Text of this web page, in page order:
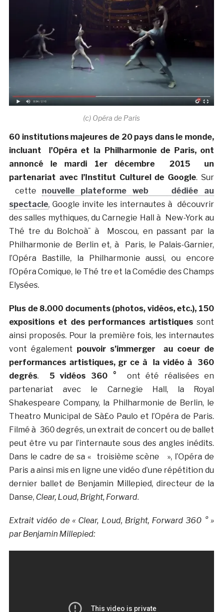
(c) Opéra de Paris
60 institutions majeures de 20 pays dans le monde,
incluant l’Opéra et la Philharmonie de Paris, ont
annoncé le mardi 1er décembre 2015 un
partenariat avec l’Institut Culturel de Google. Sur
cette nouvelle plateforme web dédiée au
spectacle, Google invite les internautes à découvrir
des salles mythiques, du Carnegie Hall à New-York au
Thé tre du Bolchoà¯ à Moscou, en passant par la
Philharmonie de Berlin et, à Paris, le Palais-Garnier,
l’Opéra Bastille, la Philharmonie aussi, ou encore
l’Opéra Comique, le Thé tre et la Comédie des Champs
Elysées.
Plus de 8.000 documents (photos, vidéos, etc.), 150
expositions et des performances artistiques sont
ainsi proposés. Pour la première fois, les internautes
vont également pouvoir s’immerger au coeur de
performances artistiques, gr ce à la vidéo à 360
degrés. 5 vidéos 360 ° ont été réalisées en
partenariat avec le Carnegie Hall, la Royal
Shakespeare Company, la Philharmonie de Berlin, le
Theatro Municipal de Sà£o Paulo et l’Opéra de Paris.
Filmé à 360 degrés, un extrait de concert ou de ballet
peut être vu par l’internaute sous des angles inédits.
Dans le cadre de sa « troisième scène », l’Opéra de
Paris a ainsi mis en ligne une vidéo d’une répétition du
dernier ballet de Benjamin Millepied, directeur de la
Danse, Clear, Loud, Bright, Forward.
Extrait vidéo de « Clear, Loud, Bright, Forward 360 ° »
par Benjamin Millepied: